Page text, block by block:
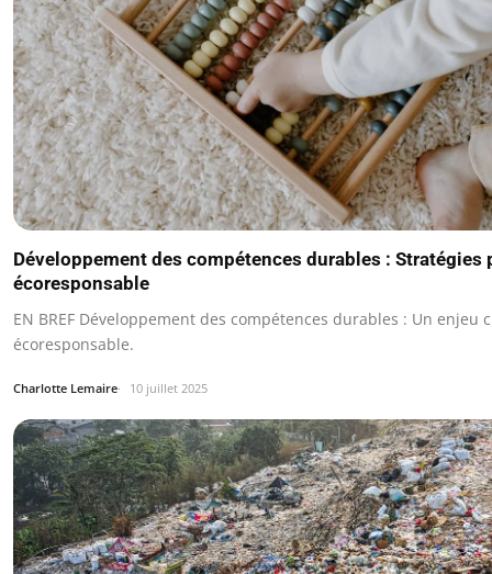
Développement des compétences durables : Stratégies
écoresponsable
EN BREF Développement des compétences durables : Un enjeu
écoresponsable.
Charlotte Lemaire 10 juillet 2025